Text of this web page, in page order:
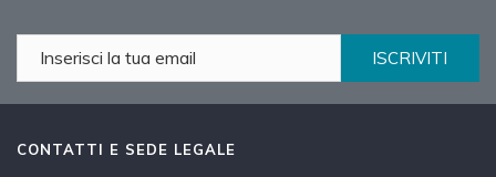
ISCRIVITI
CONTATTI E SEDE LEGALE